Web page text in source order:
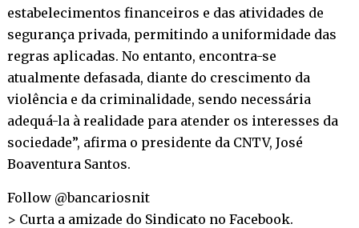
estabelecimentos financeiros e das atividades de
segurança privada, permitindo a uniformidade das
regras aplicadas. No entanto, encontra-se
atualmente defasada, diante do crescimento da
violência e da criminalidade, sendo necessária
adequá-la à realidade para atender os interesses da
sociedade”, afirma o presidente da CNTV, José
Boaventura Santos.
Follow @bancariosnit
> Curta a amizade do Sindicato no Facebook.